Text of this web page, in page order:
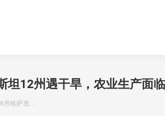
坦12州遇干旱，农业生产面
8月哈萨克…